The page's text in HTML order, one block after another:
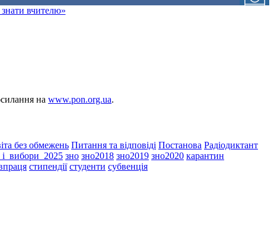
вчителю»
на www.pon.org.ua.
без обмежень Питання та відповіді Постанова Радіодиктант
зно зно2018 зно2019 зно2020 карантин
стипендії студенти субвенція